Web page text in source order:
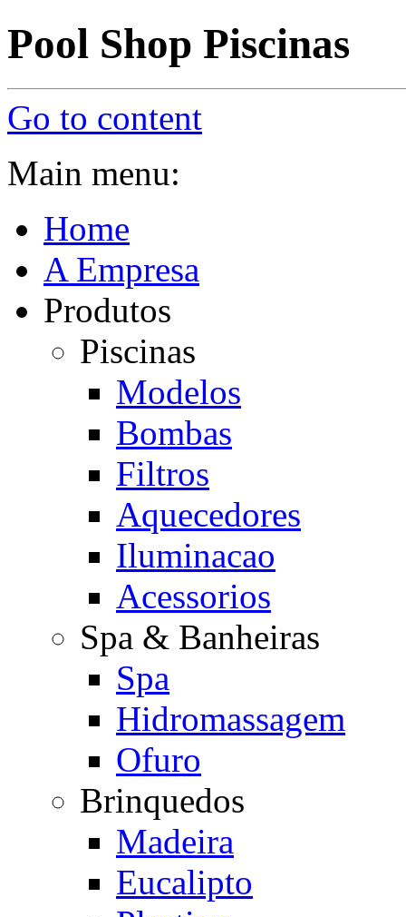
Pool Shop Piscinas
Go to content
Main menu:
Home
A Empresa
Produtos
Piscinas
Modelos
Bombas
Filtros
Aquecedores
Iluminacao
Acessorios
Spa & Banheiras
Spa
Hidromassagem
Ofuro
Brinquedos
Madeira
Eucalipto